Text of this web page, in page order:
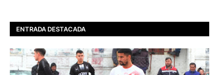
ENTRADA DESTACADA